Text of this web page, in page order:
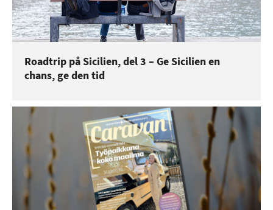
Roadtrip på Sicilien, del 3 – Ge Sicilien en
chans, ge den tid